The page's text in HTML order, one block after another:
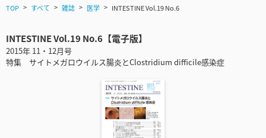
TOP すべて 雑誌 医学 INTESTINE Vol.19 No.6
INTESTINE Vol.19 No.6【電子版】
2015年 11・12月号
特集 サイトメガロウイルス腸炎とClostridium difficile感染症